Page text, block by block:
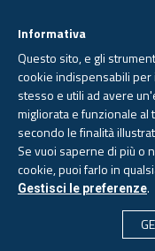
Venerdì, 7
Informativa
Questo sito, e gli
cookie indispensabili
stesso e utili ad avere
migliorata e funzionale
secondo le finalità
Se vuoi saperne di più o
cookie, puoi farlo in
Gestisci le preferenze.